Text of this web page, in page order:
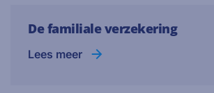
De familiale verzekering
Lees meer